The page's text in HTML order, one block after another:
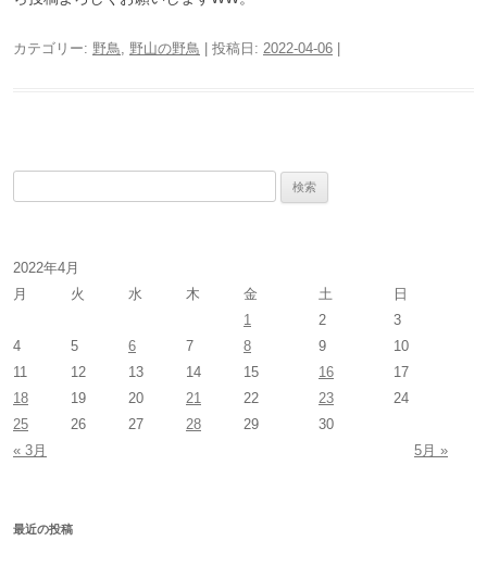
カテゴリー: 野鳥 野山の野鳥 | 投稿日: 2022-04-06 |
2022年4月
月
火 水 木 金 土 日
« 3月 5月 »
1 2
3
4
5 6 7 8 9
10
11
12 13 14 15 16
17
18
19 20 21 22 23
24
25
26 27 28 29 30
最近の投稿